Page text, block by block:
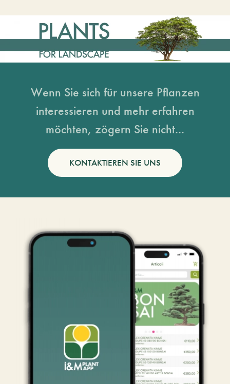
Wenn Sie sich für unsere Pflanzen
interessieren und mehr erfahren
möchten, zögern Sie nicht...
KONTAKTIEREN SIE UNS